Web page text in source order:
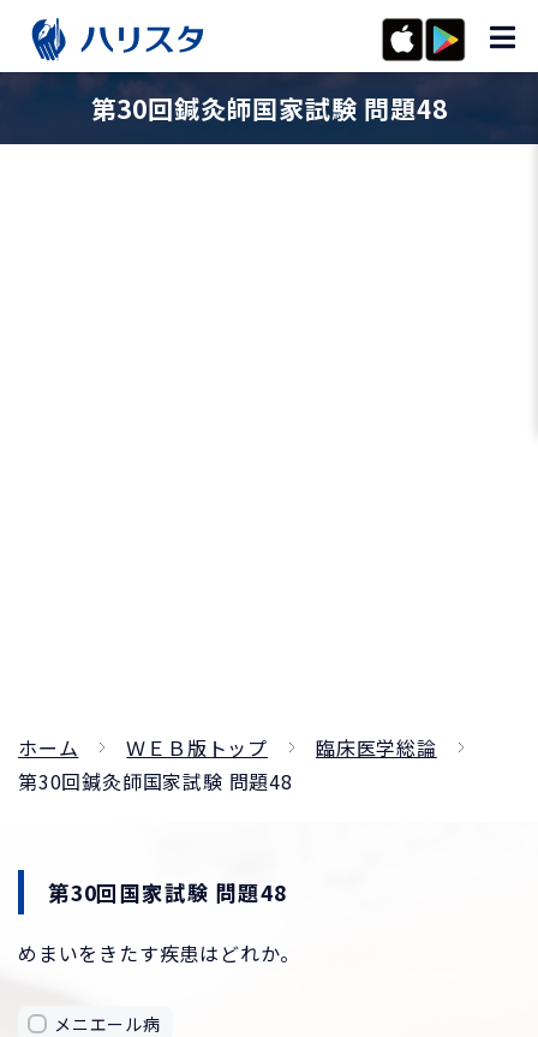
第30回鍼灸師国家試験 問題48
ホーム ＷＥＢ版トップ
臨床医学総論
第30回鍼灸師国家試験 問題48
第30回国家試験 問題48
めまいをきたす疾患はどれか。
メニエール病